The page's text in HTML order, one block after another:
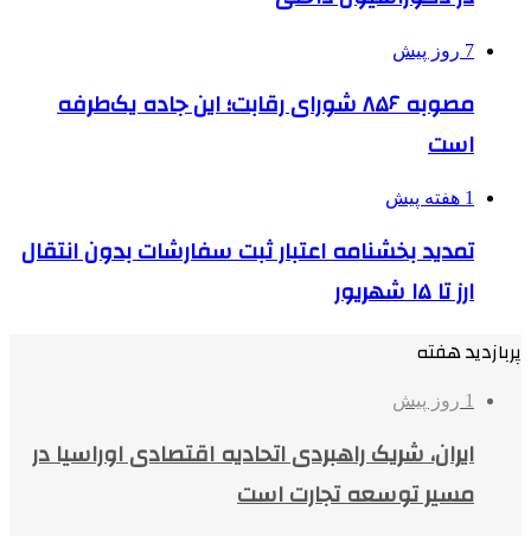
7 روز پیش
مصوبه ۸۵۶ شورای رقابت؛ این جاده یک‌طرفه
است
1 هفته پیش
تمدید بخشنامه اعتبار ثبت سفارشات بدون انتقال
ارز تا ۱۵ شهریور
پربازدید هفته
1 روز پیش
ایران، شریک راهبردی اتحادیه اقتصادی اوراسیا در
مسیر توسعه تجارت است